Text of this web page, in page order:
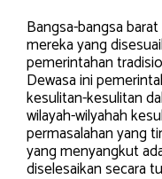
Bangsa-bangsa
mereka yang
pemerintahan
Dewasa ini
kesulitan-kesulitan
wilayah-wilyahah
permasalahan yang
yang menyangkut
diselesaikan secara